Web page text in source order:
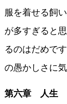
服を着せる飼
が多すぎると
るのはだめで
の愚かしさに
第六章 人生